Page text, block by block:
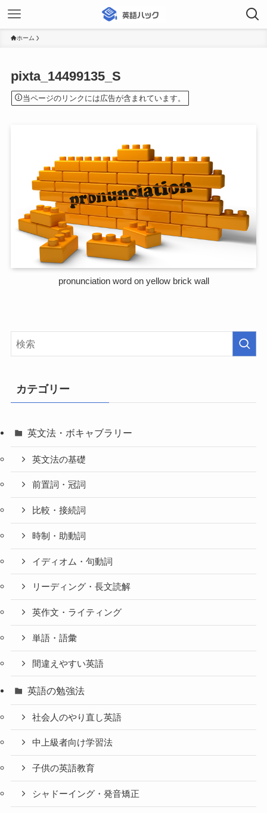
ホーム
pixta_14499135_S
当ページのリンクには広告が含まれています。
pronunciation word on yellow brick wall
カテゴリー
英文法・ボキャブラリー
英文法の基礎
前置詞・冠詞
比較・接続詞
時制・助動詞
イディオム・句動詞
リーディング・長文読解
英作文・ライティング
単語・語彙
間違えやすい英語
英語の勉強法
社会人のやり直し英語
中上級者向け学習法
子供の英語教育
シャドーイング・発音矯正